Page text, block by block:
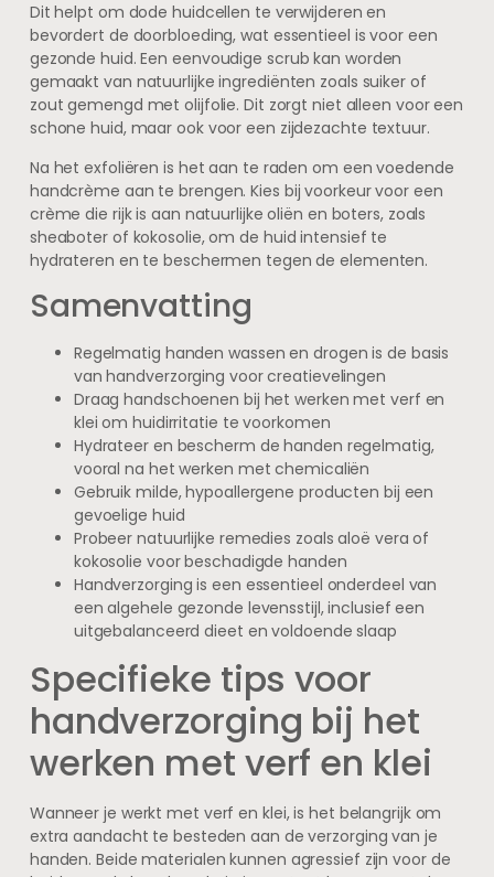
Dit helpt om dode huidcellen te verwijderen en
bevordert de doorbloeding, wat essentieel is voor een
gezonde huid. Een eenvoudige scrub kan worden
gemaakt van natuurlijke ingrediënten zoals suiker of
zout gemengd met olijfolie. Dit zorgt niet alleen voor een
schone huid, maar ook voor een zijdezachte textuur.
Na het exfoliëren is het aan te raden om een voedende
handcrème aan te brengen. Kies bij voorkeur voor een
crème die rijk is aan natuurlijke oliën en boters, zoals
sheaboter of kokosolie, om de huid intensief te
hydrateren en te beschermen tegen de elementen.
Samenvatting
Regelmatig handen wassen en drogen is de basis
van handverzorging voor creatievelingen
Draag handschoenen bij het werken met verf en
klei om huidirritatie te voorkomen
Hydrateer en bescherm de handen regelmatig,
vooral na het werken met chemicaliën
Gebruik milde, hypoallergene producten bij een
gevoelige huid
Probeer natuurlijke remedies zoals aloë vera of
kokosolie voor beschadigde handen
Handverzorging is een essentieel onderdeel van
een algehele gezonde levensstijl, inclusief een
uitgebalanceerd dieet en voldoende slaap
Specifieke tips voor
handverzorging bij het
werken met verf en klei
Wanneer je werkt met verf en klei, is het belangrijk om
extra aandacht te besteden aan de verzorging van je
handen. Beide materialen kunnen agressief zijn voor de